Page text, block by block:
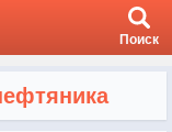
Поиск